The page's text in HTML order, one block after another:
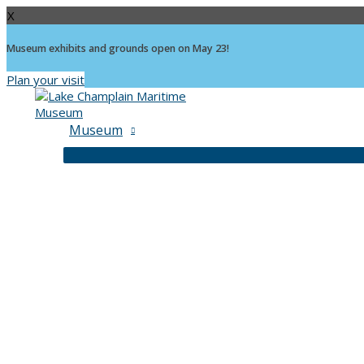
X
Museum exhibits and grounds open on May 23!
Plan your visit
Museum